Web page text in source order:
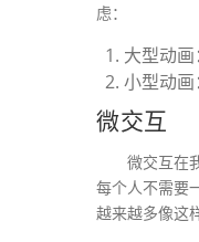
虑：
大型动
小型动画
微交互
微交互在
每个人不需要
越来越多像这